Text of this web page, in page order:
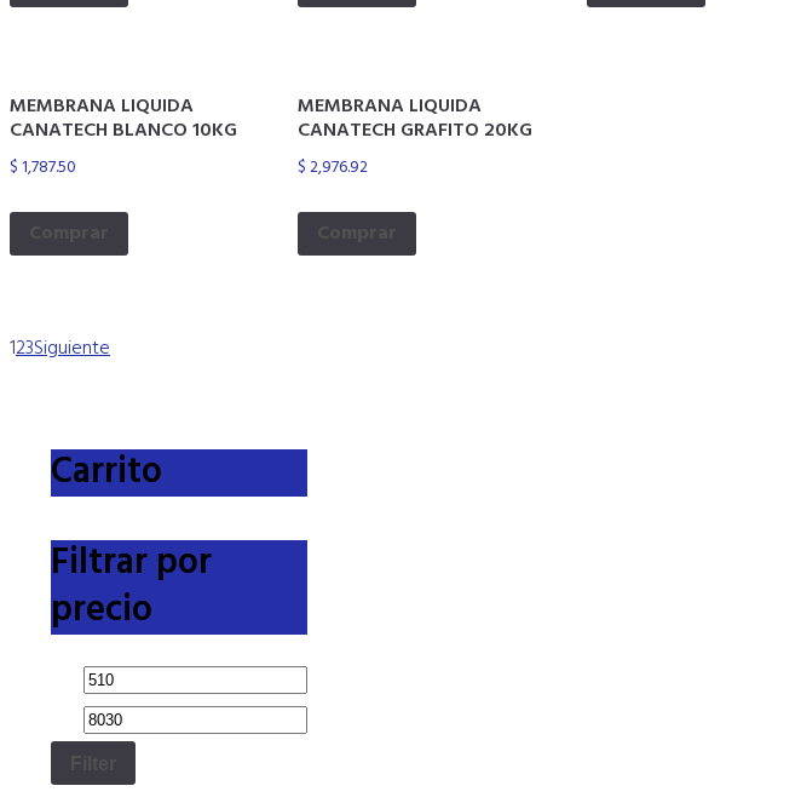
MEMBRANA LIQUIDA
CANATECH BLANCO 10KG
$1,787.50
MEMBRANA LIQUIDA
CANATECH GRAFITO 20KG
$2,976.92
123Siguiente
Carrito
Filtrar por
precio